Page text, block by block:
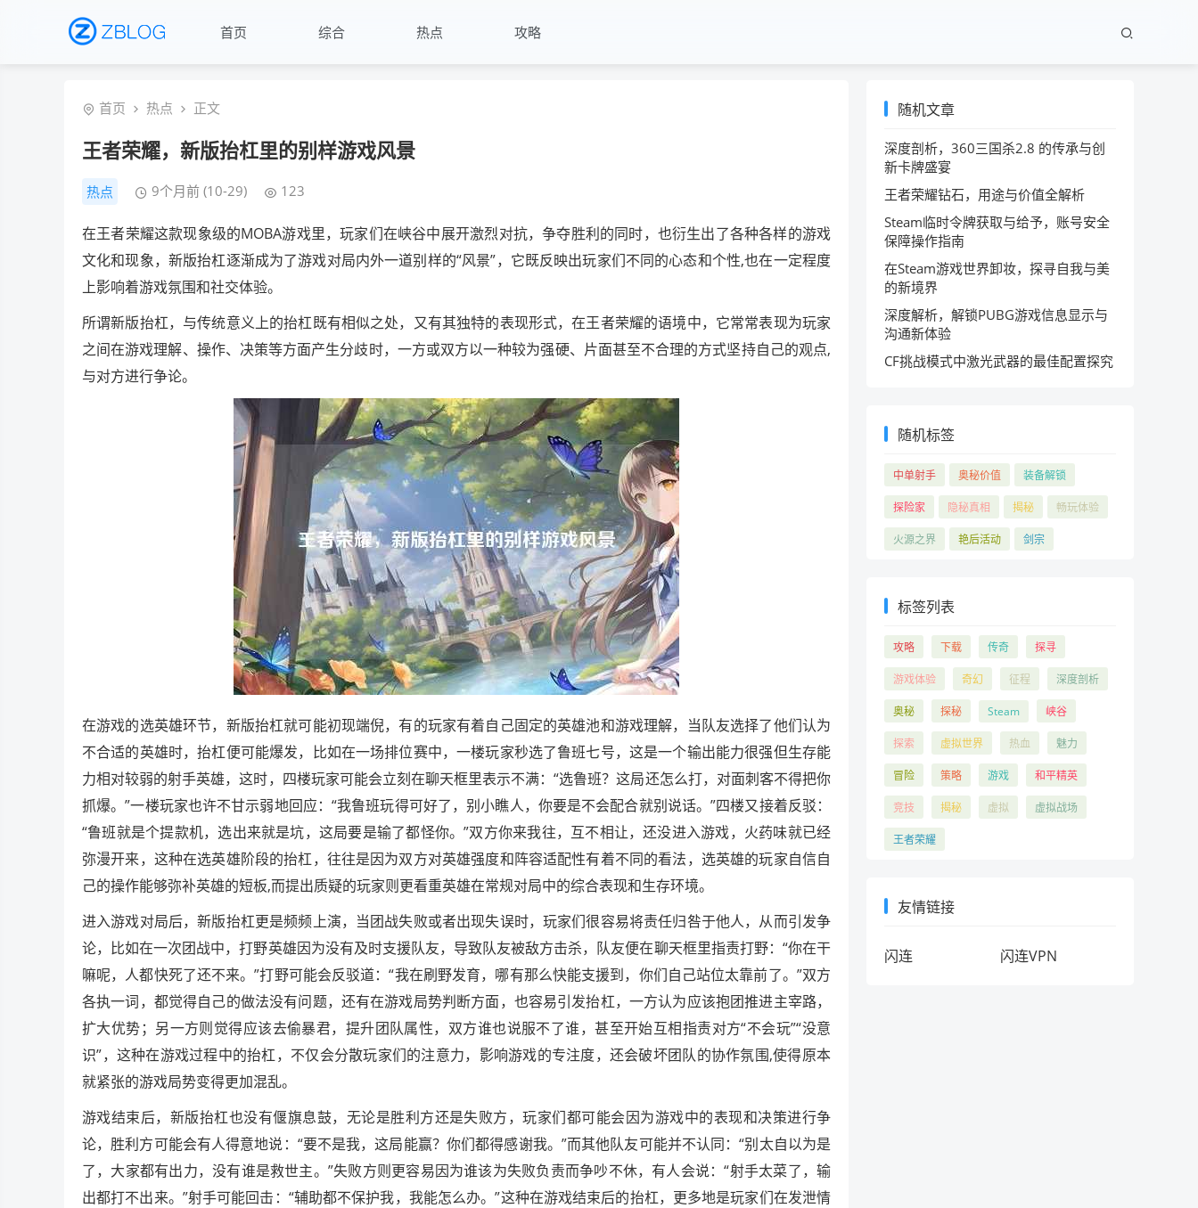
首页 综合 热点 攻略
首页 热点 正文
王者荣耀，新版抬杠里的别样游戏风景
热点 9个月前 (10-29) 123
在王者荣耀这款现象级的MOBA游戏里，玩家们在峡谷中展开激烈对抗，争夺胜利的同时，也衍生出了各种各样的游戏
文化和现象，新版抬杠逐渐成为了游戏对局内外一道别样的“风景”，它既反映出玩家们不同的心态和个性,也在一定程度
上影响着游戏氛围和社交体验。
所谓新版抬杠，与传统意义上的抬杠既有相似之处，又有其独特的表现形式，在王者荣耀的语境中，它常常表现为玩家
之间在游戏理解、操作、决策等方面产生分歧时，一方或双方以一种较为强硬、片面甚至不合理的方式坚持自己的观点,
与对方进行争论。
在游戏的选英雄环节，新版抬杠就可能初现端倪，有的玩家有着自己固定的英雄池和游戏理解，当队友选择了他们认为
不合适的英雄时，抬杠便可能爆发，比如在一场排位赛中，一楼玩家秒选了鲁班七号，这是一个输出能力很强但生存能
力相对较弱的射手英雄，这时，四楼玩家可能会立刻在聊天框里表示不满：“选鲁班？这局还怎么打，对面刺客不得把你
抓爆。”一楼玩家也许不甘示弱地回应：“我鲁班玩得可好了，别小瞧人，你要是不会配合就别说话。”四楼又接着反驳：
“鲁班就是个提款机，选出来就是坑，这局要是输了都怪你。”双方你来我往，互不相让，还没进入游戏，火药味就已经
弥漫开来，这种在选英雄阶段的抬杠，往往是因为双方对英雄强度和阵容适配性有着不同的看法，选英雄的玩家自信自
己的操作能够弥补英雄的短板,而提出质疑的玩家则更看重英雄在常规对局中的综合表现和生存环境。
进入游戏对局后，新版抬杠更是频频上演，当团战失败或者出现失误时，玩家们很容易将责任归咎于他人，从而引发争
论，比如在一次团战中，打野英雄因为没有及时支援队友，导致队友被敌方击杀，队友便在聊天框里指责打野：“你在干
嘛呢，人都快死了还不来。”打野可能会反驳道：“我在刷野发育，哪有那么快能支援到，你们自己站位太靠前了。”双方
各执一词，都觉得自己的做法没有问题，还有在游戏局势判断方面，也容易引发抬杠，一方认为应该抱团推进主宰路，
扩大优势；另一方则觉得应该去偷暴君，提升团队属性，双方谁也说服不了谁，甚至开始互相指责对方“不会玩”“没意
识”，这种在游戏过程中的抬杠，不仅会分散玩家们的注意力，影响游戏的专注度，还会破坏团队的协作氛围,使得原本
就紧张的游戏局势变得更加混乱。
游戏结束后，新版抬杠也没有偃旗息鼓，无论是胜利方还是失败方，玩家们都可能会因为游戏中的表现和决策进行争
论，胜利方可能会有人得意地说：“要不是我，这局能赢？你们都得感谢我。”而其他队友可能并不认同：“别太自以为是
了，大家都有出力，没有谁是救世主。”失败方则更容易因为谁该为失败负责而争吵不休，有人会说：“射手太菜了，输
出都打不出来。”射手可能回击：“辅助都不保护我，我能怎么办。”这种在游戏结束后的抬杠，更多地是玩家们在发泄情
随机文章
深度剖析，360三国杀2.8 的传承与创
新卡牌盛宴
王者荣耀钻石，用途与价值全解析
Steam临时令牌获取与给予，账号安全
保障操作指南
在Steam游戏世界卸妆，探寻自我与美
的新境界
深度解析，解锁PUBG游戏信息显示与
沟通新体验
CF挑战模式中激光武器的最佳配置探究
随机标签
中单射手 奥秘价值 装备解锁
探险家 隐秘真相 揭秘 畅玩体验
火源之界 艳后活动 剑宗
标签列表
攻略 下载 传奇 探寻
游戏体验 奇幻 征程 深度剖析
奥秘 探秘 Steam 峡谷
探索 虚拟世界 热血 魅力
冒险 策略 游戏 和平精英
竞技 揭秘 虚拟 虚拟战场
王者荣耀
友情链接
闪连 闪连VPN